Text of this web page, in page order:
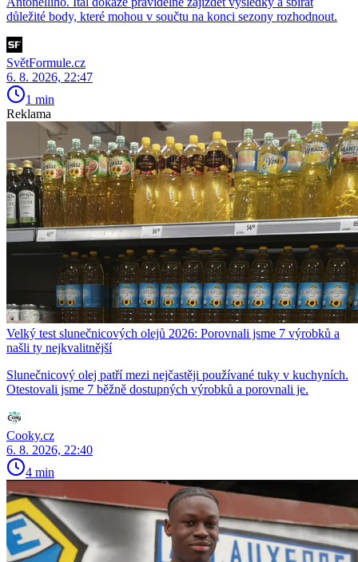
důležité body, které mohou v součtu na konci sezony rozhodnout.
SvětFormule.cz
6. 8. 2026, 22:47
1 min
Reklama
Velký test slunečnicových olejů 2026: Porovnali jsme 7 výrobků a
našli ty nejkvalitnější
Slunečnicový olej patří mezi nejčastěji používané tuky v kuchyních.
Otestovali jsme 7 běžně dostupných výrobků a porovnali je.
Cooky.cz
6. 8. 2026, 22:40
4 min